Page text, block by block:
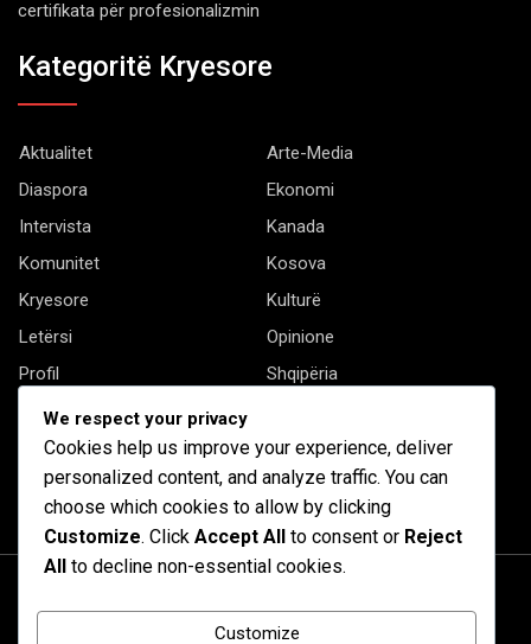
certifikata për profesionalizmin
Kategoritë Kryesore
Aktualitet
Arte-Media
Diaspora
Ekonomi
Intervista
Kanada
Komunitet
Kosova
Kryesore
Kulturë
Letërsi
Opinione
Profil
Shqipëria
Shqiptarët në biznes
Të tjera
We respect your privacy
Cookies help us improve your experience, deliver
personalized content, and analyze traffic. You can
choose which cookies to allow by clicking
Customize. Click Accept All to consent or Reject
All to decline non-essential cookies.
Customize